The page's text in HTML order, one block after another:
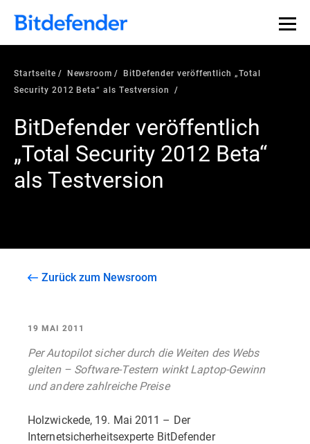
Startseite Newsroom
BitDefender veröffentlich „Total
Security 2012 Beta“ als Testversion
BitDefender veröffentlich
„Total Security 2012 Beta“
als Testversion
Zurück zum Newsroom
19 MAI 2011
Per Autopilot sicher durch die Weiten des Webs
gleiten – Software-Testern winkt Laptop-Gewinn
und andere zahlreiche Preise
Holzwickede, 19. Mai 2011 – Der
Internetsicherheitsexperte BitDefender